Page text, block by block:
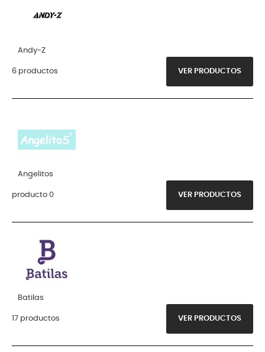
Andy-Z
6 productos VER PRODUCTOS
Angelitos
producto 0 VER PRODUCTOS
Batilas
17 productos VER PRODUCTOS